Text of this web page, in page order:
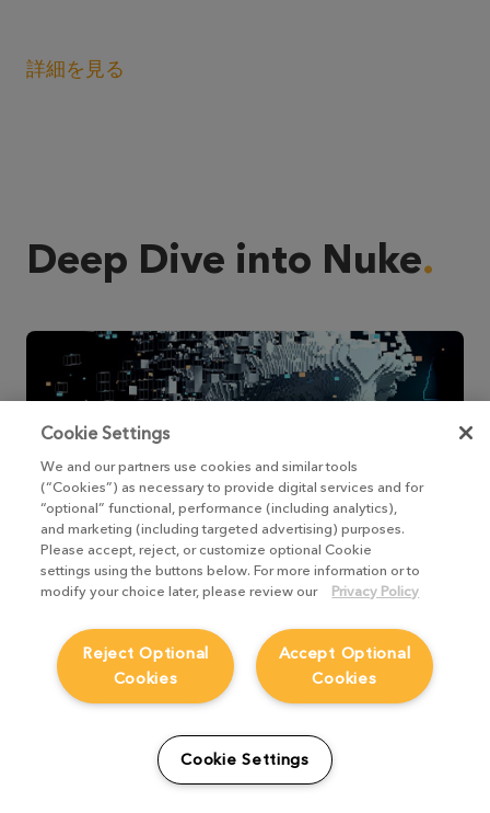
詳細を見る
Deep Dive into Nuke
（英語）
Nukeのテクニカルディレクターの方々ととも
スキルについて、深く掘り下げます。
Cookie Settings
We and our partners use cookies and similar tools
(“Cookies”) as necessary to provide digital services and for
“optional” functional, performance (including analytics),
and marketing (including targeted advertising) purposes.
Please accept, reject, or customize optional Cookie
settings using the buttons below. For more information or to
modify your choice later, please review our
Privacy Policy
Accept Optional
Cookies
Reject Optional
Cookies
Cookie Settings